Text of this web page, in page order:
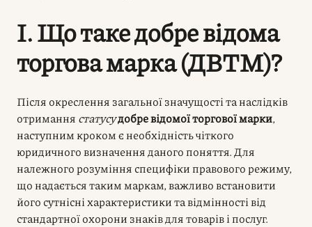
I. Що таке добре відома
торгова марка (ДВТМ)?
Після окреслення загальної значущості та наслідків
отримання статусудобре відомої торгової марки,
наступним кроком є необхідність чіткого
юридичного визначення даного поняття. Для
належного розуміння специфіки правового режиму,
що надається таким маркам, важливо встановити
його сутнісні характеристики та відмінності від
стандартної охорони знаків для товарів і послуг.